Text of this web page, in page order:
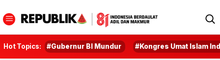
Hot Topics: #Gubernur BI Mundur #Kongres Umat Islam